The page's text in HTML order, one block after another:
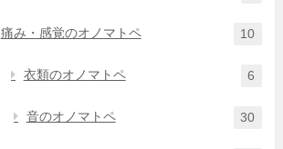
痛み・感覚のオノマトペ 10
衣類のオノマトペ 6
音のオノマトペ 30